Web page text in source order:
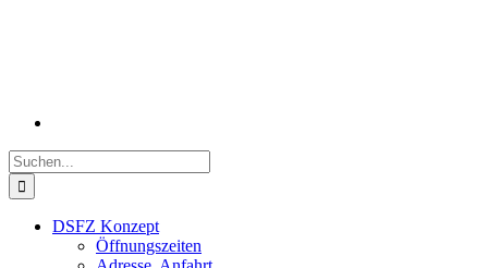
Suche
nach:
DSFZ Konzept
Öffnungszeiten